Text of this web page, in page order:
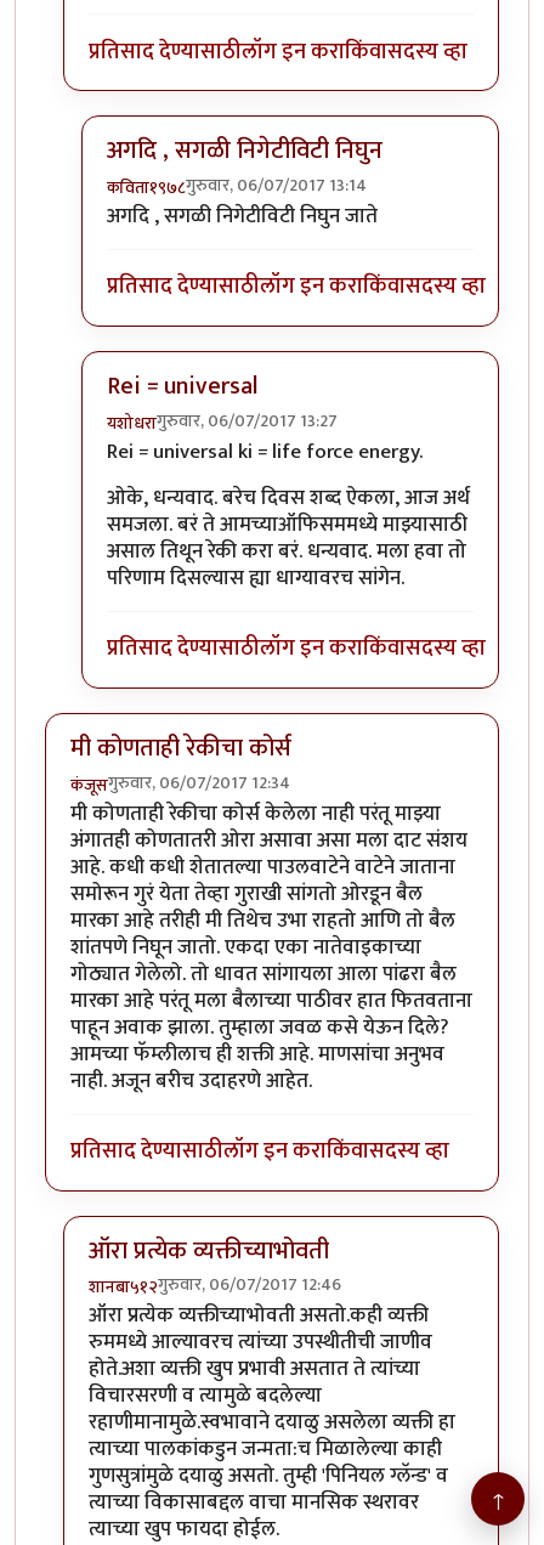
प्रतिसाद देण्यासाठीलॉग इन कराकिंवासदस्य व्हा
अगदि , सगळी निगेटीविटी निघुन
कविता१९७८गुरुवार, 06/07/2017 13:14
In reply toRei = universalbyशानबा५१२
अगदि , सगळी निगेटीविटी निघुन जाते
प्रतिसाद देण्यासाठीलॉग इन कराकिंवासदस्य व्हा
Rei = universal
यशोधरागुरुवार, 06/07/2017 13:27
In reply toRei = universalbyशानबा५१२
Rei = universal ki = life force energy.
ओके, धन्यवाद. बरेच दिवस शब्द ऐकला, आज अर्थ
समजला. बरं ते आमच्याऑफिसममध्ये माझ्यासाठी
असाल तिथून रेकी करा बरं. धन्यवाद. मला हवा तो
परिणाम दिसल्यास ह्या धाग्यावरच सांगेन.
प्रतिसाद देण्यासाठीलॉग इन कराकिंवासदस्य व्हा
मी कोणताही रेकीचा कोर्स
कंजूसगुरुवार, 06/07/2017 12:34
मी कोणताही रेकीचा कोर्स केलेला नाही परंतू माझ्या
अंगातही कोणतातरी ओरा असावा असा मला दाट संशय
आहे. कधी कधी शेतातल्या पाउलवाटेने वाटेने जाताना
समोरून गुरं येता तेव्हा गुराखी सांगतो ओरडून बैल
मारका आहे तरीही मी तिथेच उभा राहतो आणि तो बैल
शांतपणे निघून जातो. एकदा एका नातेवाइकाच्या
गोठ्यात गेलेलो. तो धावत सांगायला आला पांढरा बैल
मारका आहे परंतू मला बैलाच्या पाठीवर हात फितवताना
पाहून अवाक झाला. तुम्हाला जवळ कसे येऊन दिले?
आमच्या फॅम्लीलाच ही शक्ती आहे. माणसांचा अनुभव
नाही. अजून बरीच उदाहरणे आहेत.
प्रतिसाद देण्यासाठीलॉग इन कराकिंवासदस्य व्हा
ऑरा प्रत्येक व्यक्तीच्याभोवती
शानबा५१२गुरुवार, 06/07/2017 12:46
In reply toमी कोणताही रेकीचा कोर्सbyकंजूस
ऑरा प्रत्येक व्यक्तीच्याभोवती असतो.कही व्यक्ती
रुममध्ये आल्यावरच त्यांच्या उपस्थीतीची जाणीव
होते.अशा व्यक्ती खुप प्रभावी असतात ते त्यांच्या
विचारसरणी व त्यामुळे बदलेल्या
रहाणीमानामुळे.स्वभावाने दयाळु असलेला व्यक्ती हा
त्याच्या पालकांकडुन जन्मता:च मिळालेल्या काही
गुणसुत्रांमुळे दयाळु असतो. तुम्ही 'पिनियल ग्लॅन्ड' व
त्याच्या विकासाबद्दल वाचा मानसिक स्थरावर
त्याच्या खुप फायदा होईल.
↑